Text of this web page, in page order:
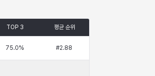
TOP 3 평균 순위
75.0% #2.88